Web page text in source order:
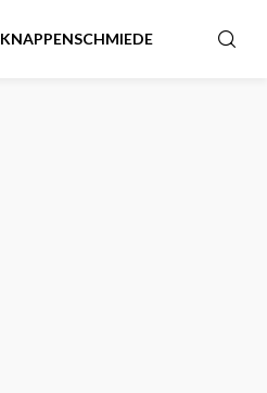
KNAPPENSCHMIEDE